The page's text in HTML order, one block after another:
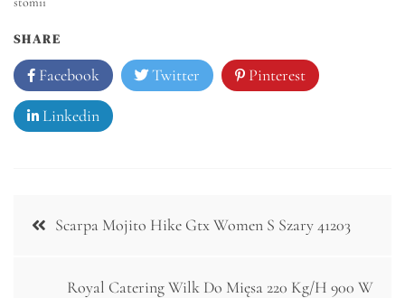
SHARE
Facebook Twitter Pinterest
Linkedin
Nawigacja
Scarpa Mojito Hike Gtx Women S Szary 41203
Royal Catering Wilk Do Mięsa 220 Kg/H 900 W